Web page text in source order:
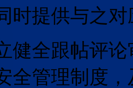
时提供与之
健全跟帖评
全管理制度